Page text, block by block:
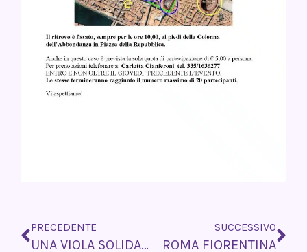
Precedente
PRECEDENTE
UNA VIOLA SOLIDALE
SUCCESSIVO
ROMA FIORENTINA